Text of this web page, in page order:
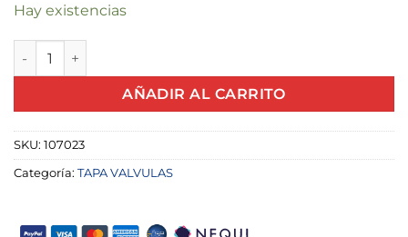
Hay existencias
TAPA VALVULA TIPO DOMO (8) VERDE PAQX12 cantidad
AÑADIR AL CARRITO
SKU: 107023
Categoría: TAPA VALVULAS